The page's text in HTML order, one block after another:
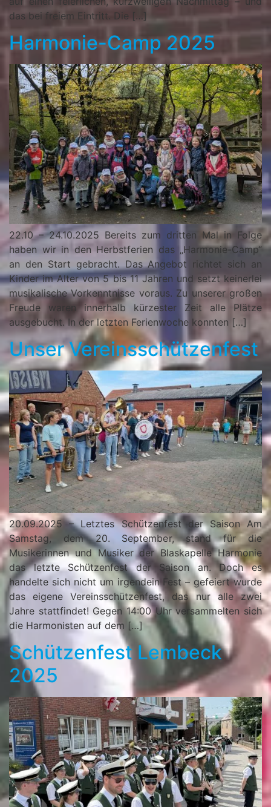
das bei freiem Eintritt. Die […]
Harmonie-Camp 2025
22.10 – 24.10.2025 Bereits zum dritten Mal in Folge
haben wir in den Herbstferien das „Harmonie-Camp“
an den Start gebracht. Das Angebot richtet sich an
Kinder im Alter von 5 bis 11 Jahren und setzt keinerlei
musikalische Vorkenntnisse voraus. Zu unserer großen
Freude waren innerhalb kürzester Zeit alle Plätze
ausgebucht. In der letzten Ferienwoche konnten […]
Unser Vereinsschützenfest
20.09.2025 – Letztes Schützenfest der Saison Am
Samstag, dem 20. September, stand für die
Musikerinnen und Musiker der Blaskapelle Harmonie
das letzte Schützenfest der Saison an. Doch es
handelte sich nicht um irgendein Fest – gefeiert wurde
das eigene Vereinsschützenfest, das nur alle zwei
Jahre stattfindet! Gegen 14:00 Uhr versammelten sich
die Harmonisten auf dem […]
Schützenfest Lembeck
2025